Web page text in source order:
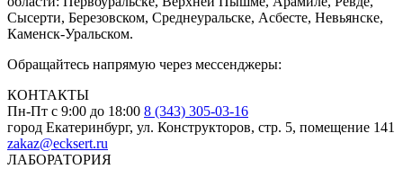
Сысерти, Березовском, Среднеуральске, Асбесте, Невьянске,
Каменск-Уральском.
Обращайтесь напрямую через мессенджеры:
КОНТАКТЫ
Пн-Пт с 9:00 до 18:00 8 (343) 305-03-16
город Екатеринбург, ул. Конструкторов, стр. 5, помещение 141
zakaz@ecksert.ru
ЛАБОРАТОРИЯ